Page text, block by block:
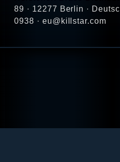
89 · 12277 Berlin ·
0938 · eu@killstar.com